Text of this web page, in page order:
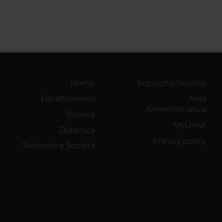
Home
Dipartimento
Ricerca
Didattica
Territorio e Società
Supporto tecnico
Area
Amministrativa
MyUnivr
Privacy policy